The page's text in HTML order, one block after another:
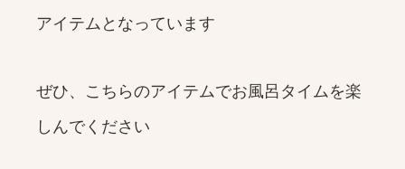
アイテムとなっています
ぜひ、こちらのアイテムでお風呂タイムを楽
しんでください